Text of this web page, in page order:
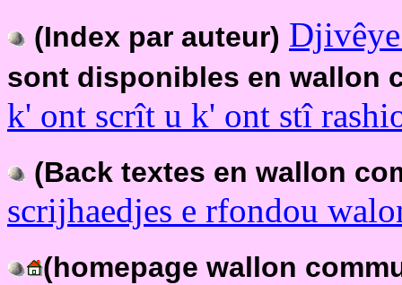
(Index par auteur)
sont disponibles en wallon
k' ont scrît u k' ont stî
(Back textes en wallon
scrijhaedjes e rfondou
(homepage wallon